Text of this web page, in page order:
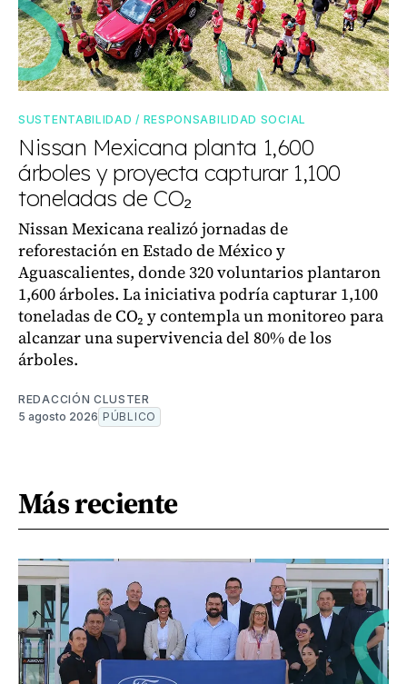
SUSTENTABILIDAD / RESPONSABILIDAD SOCIAL
Nissan Mexicana planta 1,600
árboles y proyecta capturar 1,100
toneladas de CO₂
Nissan Mexicana realizó jornadas de
reforestación en Estado de México y
Aguascalientes, donde 320 voluntarios plantaron
1,600 árboles. La iniciativa podría capturar 1,100
toneladas de CO₂ y contempla un monitoreo para
alcanzar una supervivencia del 80% de los
árboles.
REDACCIÓN CLUSTER
5 agosto 2026 PÚBLICO
Más reciente